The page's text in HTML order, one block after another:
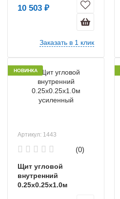
10 503 ₽
Заказать в 1 клик
НОВИНКА
Артикул: 1443
(0)
Щит угловой
внутренний
0.25х0.25х1.0м